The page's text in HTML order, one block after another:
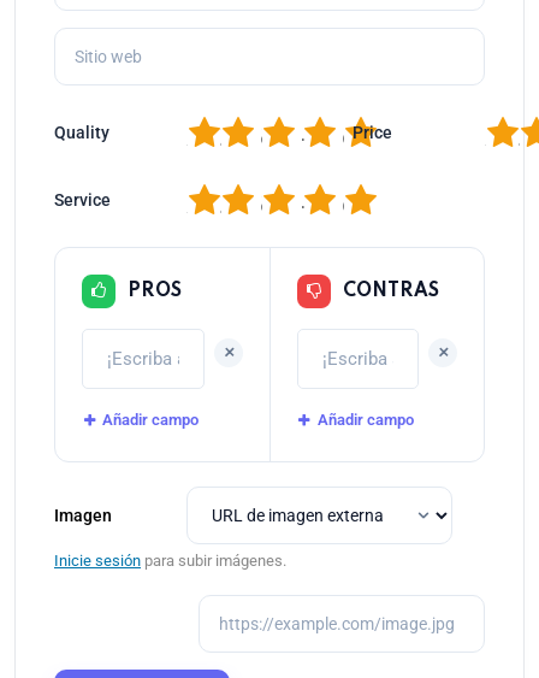
Quality 5
4
3
2 Price 2
Service 5
4
3
2
PROS
+
Añadir campo
CONTRAS
+
Añadir campo
Imagen
Inicie sesión para subir imágenes.